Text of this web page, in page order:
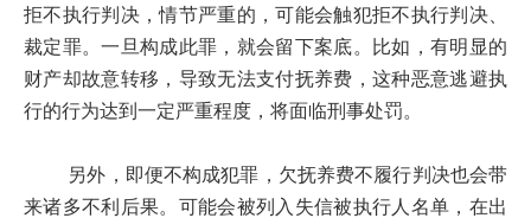
拒不执行判决，情节严重的，可能会触犯拒不执行判决、
裁定罪。一旦构成此罪，就会留下案底。比如，有明显的
财产却故意转移，导致无法支付抚养费，这种恶意逃避执
行的行为达到一定严重程度，将面临刑事处罚。
另外，即便不构成犯罪，欠抚养费不履行判决也会带
来诸多不利后果。可能会被列入失信被执行人名单，在出